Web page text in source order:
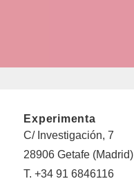
Experimenta
C/ Investigación, 7
28906 Getafe (Madrid)
T. +34 91 6846116